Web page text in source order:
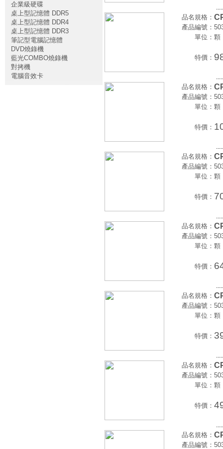
企業級硬碟
桌上型記憶體 DDR5
桌上型記憶體 DDR4
桌上型記憶體 DDR3
筆記型電腦記憶體
DVD燒錄機
藍光COMBO燒錄機
對拷機
電腦音效卡
品名規格：
產品編號：
單位： 顆
特價：
品名規格：
產品編號：
單位： 顆
特價：
品名規格：
產品編號：
單位： 顆
特價：
品名規格：
產品編號：
單位： 顆
特價：
品名規格：
產品編號：
單位： 顆
特價：
品名規格：
產品編號：
單位： 顆
特價：
品名規格：
產品編號：